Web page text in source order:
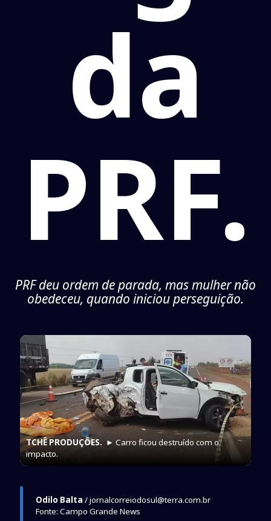
da
PRF.
PRF deu ordem de parada, mas mulher não
obedeceu, quando iniciou perseguição.
TCHÊ PRODUÇÕES. ► Carro ficou destruído com o
impacto.
Odilo Balta / jornalcorreiodosul@terra.com.br
Fonte: Campo Grande News